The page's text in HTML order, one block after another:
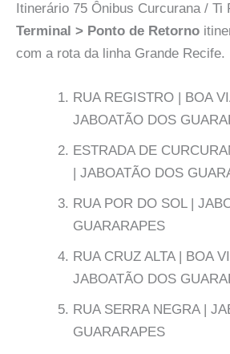
Itinerário 75 Ônibus Curcurana / Ti
Terminal > Ponto de Retorno
com a rota da linha Grande Recife.
RUA REGISTRO | BOA
JABOATÃO DOS
ESTRADA DE
| JABOATÃO DOS
RUA POR DO SOL |
GUARARAPES
RUA CRUZ ALTA | BOA
JABOATÃO DOS
RUA SERRA NEGRA |
GUARARAPES